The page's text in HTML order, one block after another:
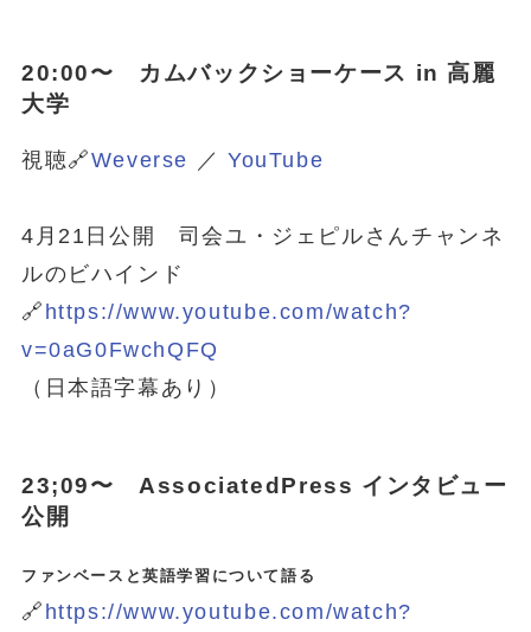
20:00〜 カムバックショーケース in 高麗
大学
視聴🔗‪Weverse‬ ／ YouTube
4月21日公開 司会ユ・ジェピルさんチャンネ
ルのビハインド
🔗 https://www.youtube.com/watch?
v=0aG0FwchQFQ
（日本語字幕あり）
23;09〜 AssociatedPress インタビュー
公開
ファンベースと英語学習について語る
🔗 https://www.youtube.com/watch?